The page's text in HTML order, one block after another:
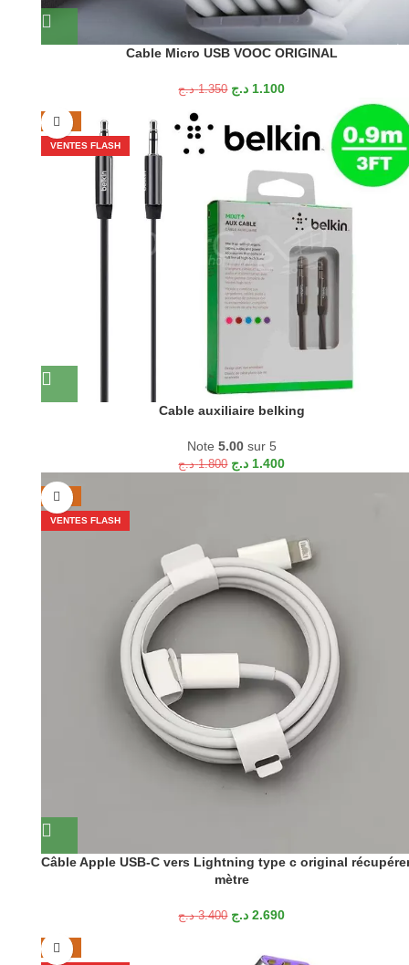
Cable Micro USB VOOC ORIGINAL
1.350 د.ج 1.100 د.ج
-22%
VENTES FLASH
Cable auxiliaire belking
Note 5.00sur 5
1.800 د.ج 1.400 د.ج
-21%
VENTES FLASH
Câble Apple USB-C vers Lightning type c original
mètre
3.400 د.ج 2.690 د.ج
-26%